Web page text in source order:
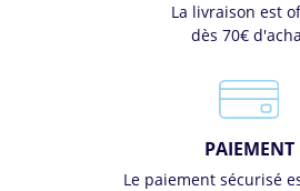
La livraison est
dès 70€
PAIEMENT
Le paiement sécurisé